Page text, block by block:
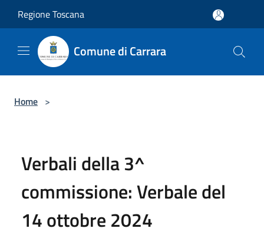
Regione Toscana
Comune di Carrara
Home >
Verbali della 3^
commissione: Verbale del
14 ottobre 2024